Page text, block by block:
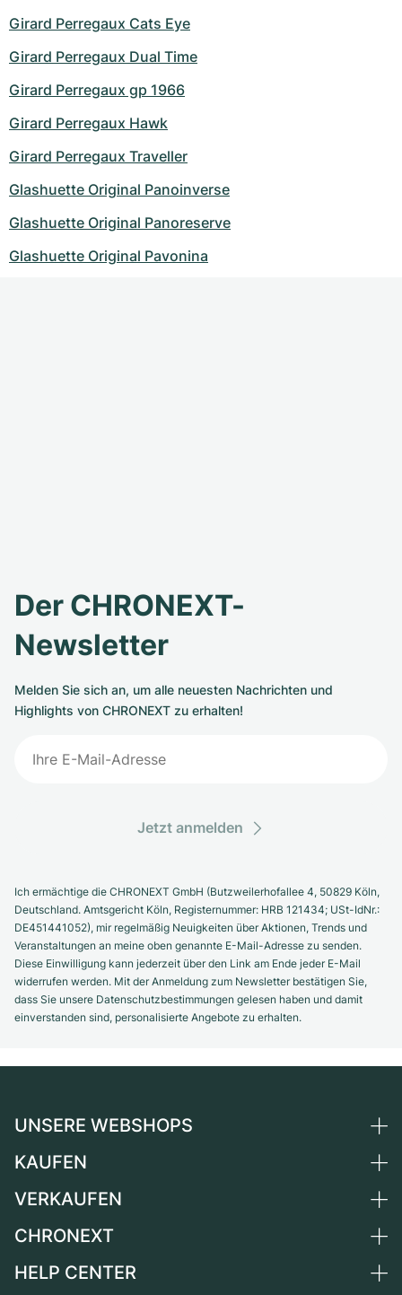
Girard Perregaux Cats Eye
Girard Perregaux Dual Time
Girard Perregaux gp 1966
Girard Perregaux Hawk
Girard Perregaux Traveller
Glashuette Original Panoinverse
Glashuette Original Panoreserve
Glashuette Original Pavonina
Der CHRONEXT-
Newsletter
Melden Sie sich an, um alle neuesten Nachrichten und
Highlights von CHRONEXT zu erhalten!
Jetzt anmelden
Ich ermächtige die CHRONEXT GmbH (Butzweilerhofallee 4, 50829 Köln,
Deutschland. Amtsgericht Köln, Registernummer: HRB 121434; USt-IdNr.:
DE451441052), mir regelmäßig Neuigkeiten über Aktionen, Trends und
Veranstaltungen an meine oben genannte E-Mail-Adresse zu senden.
Diese Einwilligung kann jederzeit über den Link am Ende jeder E-Mail
widerrufen werden. Mit der Anmeldung zum Newsletter bestätigen Sie,
dass Sie unsere Datenschutzbestimmungen gelesen haben und damit
einverstanden sind, personalisierte Angebote zu erhalten.
UNSERE WEBSHOPS
Deutschland
Schweiz
Frankreich
KAUFEN
Alle Luxusuhren
Independent Brands
VERKAUFEN
Uhr verkaufen
CHRONEXT
Über uns
HELP CENTER